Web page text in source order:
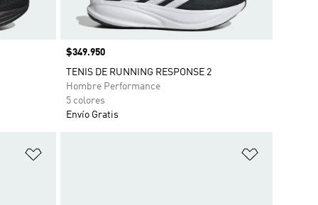
Precio
$349.950
TENIS DE RUNNING RESPONSE 2
Hombre Performance
5 colores
Envío Gratis